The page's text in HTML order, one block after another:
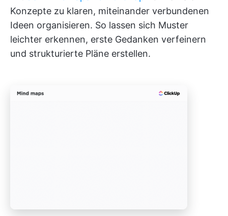
Konzepte zu klaren, miteinander verbundenen
Ideen organisieren. So lassen sich Muster
leichter erkennen, erste Gedanken verfeinern
und strukturierte Pläne erstellen.